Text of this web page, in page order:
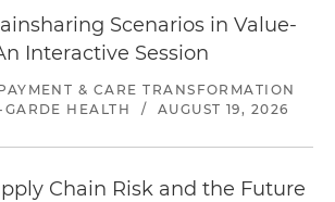
Scenarios in Value-
Interactive Session
& CARE TRANSFORMATION
HEALTH
/ AUGUST 19, 2026
Chain Risk and the Future